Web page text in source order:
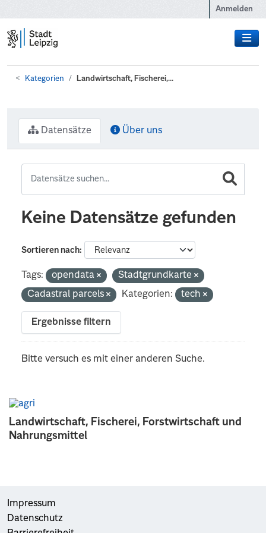
Anmelden
Kategorien Landwirtschaft, Fischerei,...
Landwirtschaft, Fischerei, Forstwirtschaft und
Nahrungsmittel
Datensätze Über uns
Keine Datensätze gefunden
Sortieren nach
Tags: opendata
Stadtgrundkarte
Cadastral parcels
Kategorien: tech
Ergebnisse filtern
Bitte versuch es mit einer anderen Suche.
Impressum
Datenschutz